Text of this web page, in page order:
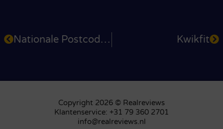
Nationale Postcode Loterij Kwikfit
Copyright 2026 © Realreviews
Klantenservice: +31 79 360 2701
info@realreviews.nl